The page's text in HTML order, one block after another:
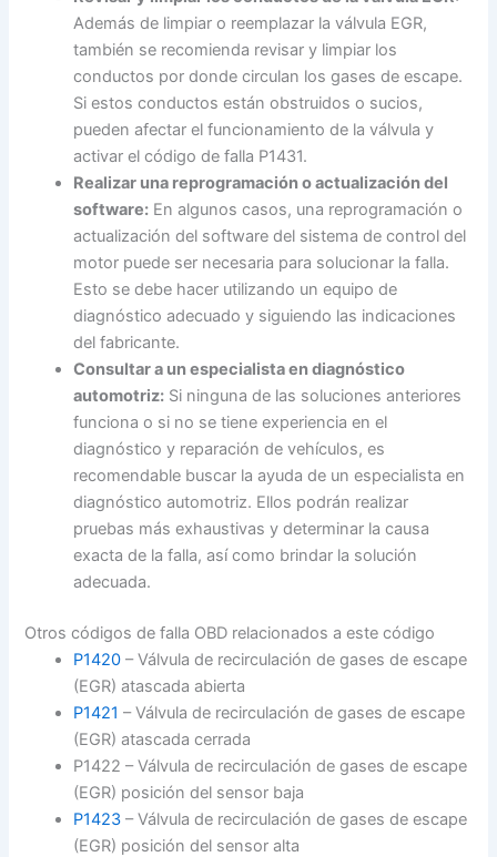
Además de limpiar o reemplazar la válvula EGR,
también se recomienda revisar y limpiar los
conductos por donde circulan los gases de escape.
Si estos conductos están obstruidos o sucios,
pueden afectar el funcionamiento de la válvula y
activar el código de falla P1431.
Realizar una reprogramación o actualización del
software: En algunos casos, una reprogramación o
actualización del software del sistema de control del
motor puede ser necesaria para solucionar la falla.
Esto se debe hacer utilizando un equipo de
diagnóstico adecuado y siguiendo las indicaciones
del fabricante.
Consultar a un especialista en diagnóstico
automotriz: Si ninguna de las soluciones anteriores
funciona o si no se tiene experiencia en el
diagnóstico y reparación de vehículos, es
recomendable buscar la ayuda de un especialista en
diagnóstico automotriz. Ellos podrán realizar
pruebas más exhaustivas y determinar la causa
exacta de la falla, así como brindar la solución
adecuada.
Otros códigos de falla OBD relacionados a este código
P1420 – Válvula de recirculación de gases de escape
(EGR) atascada abierta
P1421 – Válvula de recirculación de gases de escape
(EGR) atascada cerrada
P1422 – Válvula de recirculación de gases de escape
(EGR) posición del sensor baja
P1423 – Válvula de recirculación de gases de escape
(EGR) posición del sensor alta